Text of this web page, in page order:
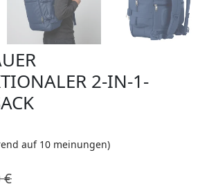
2-IN-1-
auf 10 meinungen)
€